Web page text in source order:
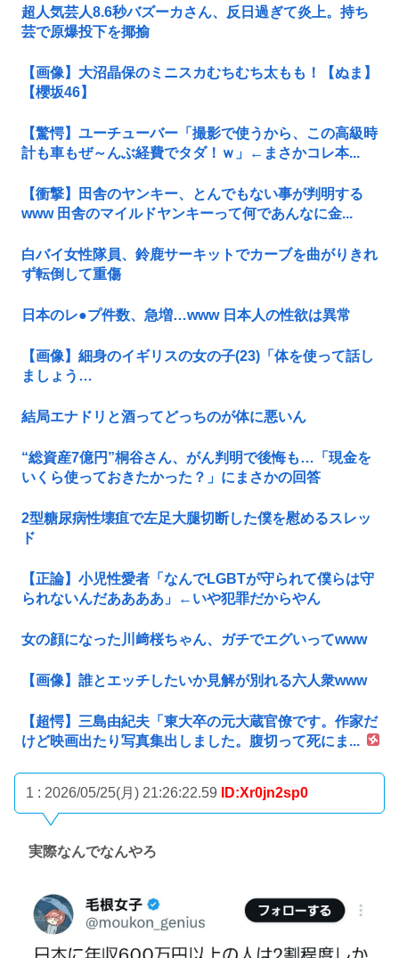
超人気芸人8.6秒バズーカさん、反日過ぎて炎上。持ち
芸で原爆投下を揶揄
【画像】大沼晶保のミニスカむちむち太もも！【ぬま】
【櫻坂46】
【驚愕】ユーチューバー「撮影で使うから、この高級時
計も車もぜ～んぶ経費でタダ！ｗ」←まさかコレ本...
【衝撃】田舎のヤンキー、とんでもない事が判明する
www 田舎のマイルドヤンキーって何であんなに金...
白バイ女性隊員、鈴鹿サーキットでカーブを曲がりきれ
ず転倒して重傷
日本のレ●プ件数、急増…www 日本人の性欲は異常
【画像】細身のイギリスの女の子(23)「体を使って話し
ましょう…
結局エナドリと酒ってどっちのが体に悪いん
“総資産7億円”桐谷さん、がん判明で後悔も…「現金を
いくら使っておきたかった？」にまさかの回答
2型糖尿病性壊疽で左足大腿切断した僕を慰めるスレッ
ド
【正論】小児性愛者「なんでLGBTが守られて僕らは守
られないんだああああ」←いや犯罪だからやん
女の顔になった川﨑桜ちゃん、ガチでエグいってwww
【画像】誰とエッチしたいか見解が別れる六人衆www
【超愕】三島由紀夫「東大卒の元大蔵官僚です。作家だ
けど映画出たり写真集出しました。腹切って死にま...
1 : 2026/05/25(月) 21:26:22.59 ID:Xr0jn2sp0
実際なんでなんやろ